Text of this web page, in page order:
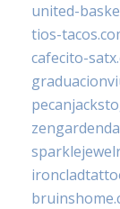
united-
tios-
cafecito-